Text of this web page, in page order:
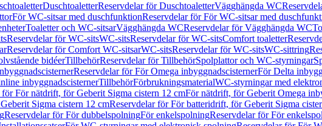
DuschtoaletterReservdelar för DuschtoaletterVägghängda WC
För WC-sitsar med duschfunktionReservdelar för För WC-sitsar med
Toaletter och WC-sitsarVägghängda WCReservdelar för Vägghängda WC
Reservdelar för WC-sitsWC-sitsReservdelar för WC-sitsComfort toaletter
Reservdelar för Comfort WC-sitsarWC-sitsReservdelar för WC-sitsWC-sittring
bidéerTillbehörReservdelar för TillbehörSpolplattor och WC-styrningar
Reservdelar för För Omega inbyggnadscisternerFör Delta
inbyggnadscisternerTillbehörFörbrukningsmaterialWC-styrningar med
för För nätdrift, för Geberit Sigma cistern 12 cmFör nätdrift, för Geberit Omega
Sigma cistern 12 cmReservdelar för För batteridrift, för Geberit Sigma
Reservdelar för För dubbelspolningFör enkelspolningReservdelar för För